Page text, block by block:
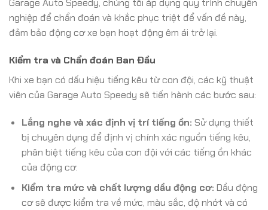
Garage Auto Speedy, chúng tôi áp dụng quy trình chuyên
nghiệp để chẩn đoán và khắc phục triệt để vấn đề này,
đảm bảo động cơ xe bạn hoạt động êm ái trở lại.
Kiểm tra và Chẩn đoán Ban Đầu
Khi xe bạn có dấu hiệu tiếng kêu từ con đội, các kỹ thuật
viên của Garage Auto Speedy sẽ tiến hành các bước sau:
Lắng nghe và xác định vị trí tiếng ồn: Sử dụng thiết
bị chuyên dụng để định vị chính xác nguồn tiếng kêu,
phân biệt tiếng kêu của con đội với các tiếng ồn khác
của động cơ.
Kiểm tra mức và chất lượng dầu động cơ: Dầu động
cơ sẽ được kiểm tra về mức, màu sắc, độ nhớt và có